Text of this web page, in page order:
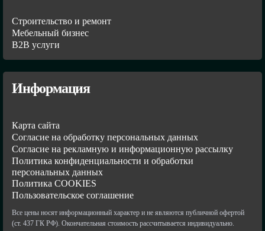
Строительство и ремонт
Мебельный бизнес
В2В услуги
Информация
Карта сайта
Согласие на обработку персональных данных
Согласие на рекламную и информационную рассылку
Политика конфиденциальности и обработки
персональных данных
Политика COOKIES
Пользовательское соглашение
Все цены носят информационный характер и не являются публичной офертой
(ст. 437 ГК РФ). Окончательная стоимость рассчитывается индивидуально.